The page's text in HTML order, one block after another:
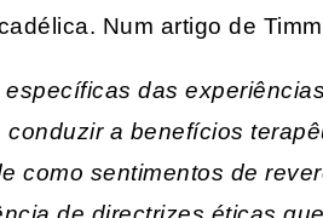
Num artigo de
das
conduzir a benefícios
como sentimentos de